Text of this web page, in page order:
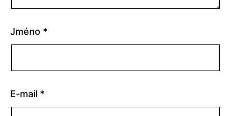
Jméno *
E-mail *